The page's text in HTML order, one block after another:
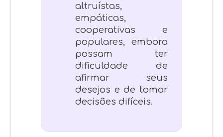
altruístas,
empáticas,
cooperativas e
populares, embora
possam ter
dificuldade de
afirmar seus
desejos e de tomar
decisões difíceis.